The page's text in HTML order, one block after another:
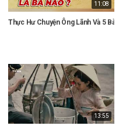
11:08
Thực Hư Chuyện Ông Lãnh Và 5 Bà Vợ
13:55